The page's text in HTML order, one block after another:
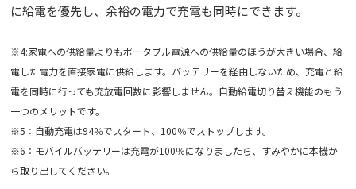
に給電を優先し、余裕の電力で充電も同時にできます。
※4:家電への供給量よりもポータブル電源への供給量のほうが大きい場合、給
電した電力を直接家電に供給します。バッテリーを経由しないため、充電と給
電を同時に行っても充放電回数に影響しません。自動給電切り替え機能のもう
一つのメリットです。
※5：自動充電は94％でスタート、100％でストップします。
※6：モバイルバッテリーは充電が100％になりましたら、すみやかに本機か
ら取り出してください。